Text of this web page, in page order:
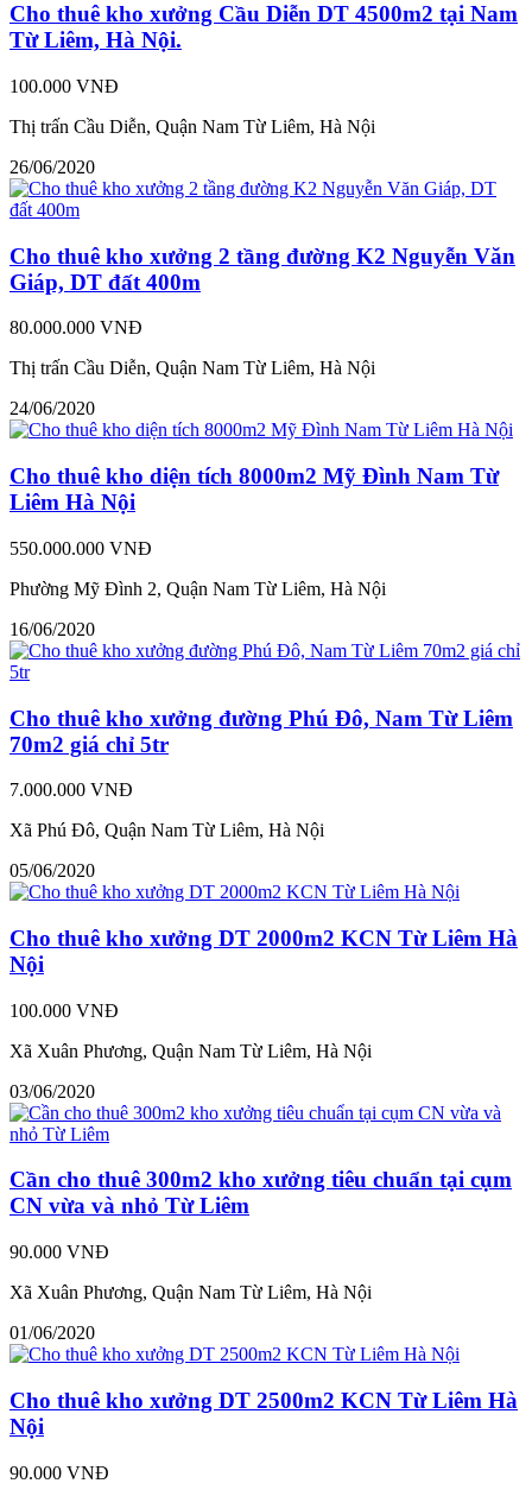
Cho thuê kho xưởng Cầu Diễn DT 4500m2 tại Nam
Từ Liêm, Hà Nội.
100.000 VNĐ
Thị trấn Cầu Diễn, Quận Nam Từ Liêm, Hà Nội
26/06/2020
Cho thuê kho xưởng 2 tầng đường K2 Nguyễn Văn
Giáp, DT đất 400m
80.000.000 VNĐ
Thị trấn Cầu Diễn, Quận Nam Từ Liêm, Hà Nội
24/06/2020
Cho thuê kho diện tích 8000m2 Mỹ Đình Nam Từ
Liêm Hà Nội
550.000.000 VNĐ
Phường Mỹ Đình 2, Quận Nam Từ Liêm, Hà Nội
16/06/2020
Cho thuê kho xưởng đường Phú Đô, Nam Từ Liêm
70m2 giá chỉ 5tr
7.000.000 VNĐ
Xã Phú Đô, Quận Nam Từ Liêm, Hà Nội
05/06/2020
Cho thuê kho xưởng DT 2000m2 KCN Từ Liêm Hà
Nội
100.000 VNĐ
Xã Xuân Phương, Quận Nam Từ Liêm, Hà Nội
03/06/2020
Cần cho thuê 300m2 kho xưởng tiêu chuẩn tại cụm
CN vừa và nhỏ Từ Liêm
90.000 VNĐ
Xã Xuân Phương, Quận Nam Từ Liêm, Hà Nội
01/06/2020
Cho thuê kho xưởng DT 2500m2 KCN Từ Liêm Hà
Nội
90.000 VNĐ